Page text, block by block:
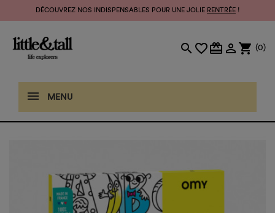
DÉCOUVREZ NOS INDISPENSABLES POUR UNE JOLIE RENTRÉE !
search favorite_bordercard_giftcard  shopping_cart (0)
MENU